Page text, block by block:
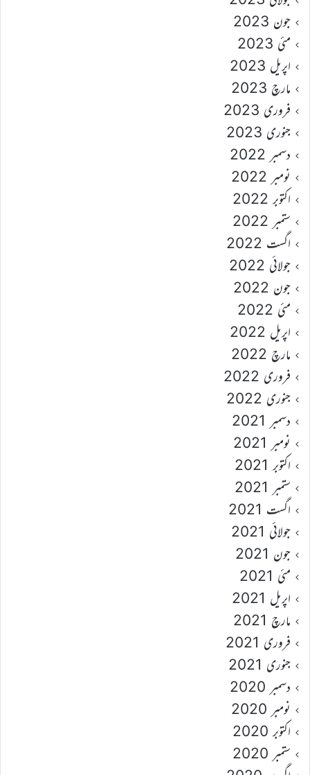
جون 2023
مئی 2023
اپریل 2023
مارچ 2023
فروری 2023
جنوری 2023
دسمبر 2022
نومبر 2022
اکتوبر 2022
ستمبر 2022
اگست 2022
جولائی 2022
جون 2022
مئی 2022
اپریل 2022
مارچ 2022
فروری 2022
جنوری 2022
دسمبر 2021
نومبر 2021
اکتوبر 2021
ستمبر 2021
اگست 2021
جولائی 2021
جون 2021
مئی 2021
اپریل 2021
مارچ 2021
فروری 2021
جنوری 2021
دسمبر 2020
نومبر 2020
اکتوبر 2020
ستمبر 2020